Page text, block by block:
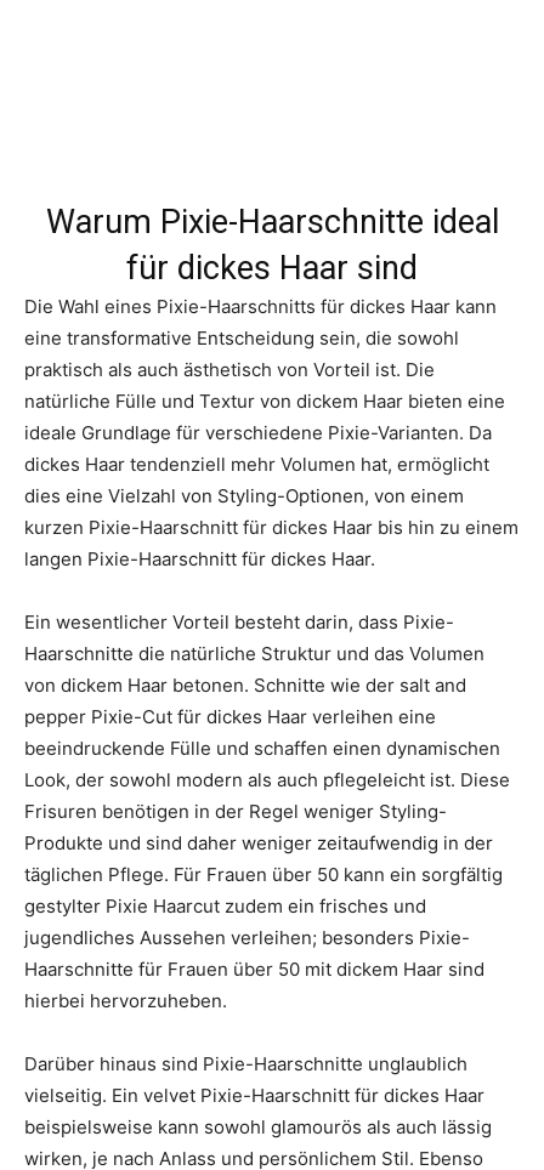
Warum Pixie-Haarschnitte ideal
für dickes Haar sind
Die Wahl eines Pixie-Haarschnitts für dickes Haar kann
eine transformative Entscheidung sein, die sowohl
praktisch als auch ästhetisch von Vorteil ist. Die
natürliche Fülle und Textur von dickem Haar bieten eine
ideale Grundlage für verschiedene Pixie-Varianten. Da
dickes Haar tendenziell mehr Volumen hat, ermöglicht
dies eine Vielzahl von Styling-Optionen, von einem
kurzen Pixie-Haarschnitt für dickes Haar bis hin zu einem
langen Pixie-Haarschnitt für dickes Haar.
Ein wesentlicher Vorteil besteht darin, dass Pixie-
Haarschnitte die natürliche Struktur und das Volumen
von dickem Haar betonen. Schnitte wie der salt and
pepper Pixie-Cut für dickes Haar verleihen eine
beeindruckende Fülle und schaffen einen dynamischen
Look, der sowohl modern als auch pflegeleicht ist. Diese
Frisuren benötigen in der Regel weniger Styling-
Produkte und sind daher weniger zeitaufwendig in der
täglichen Pflege. Für Frauen über 50 kann ein sorgfältig
gestylter Pixie Haarcut zudem ein frisches und
jugendliches Aussehen verleihen; besonders Pixie-
Haarschnitte für Frauen über 50 mit dickem Haar sind
hierbei hervorzuheben.
Darüber hinaus sind Pixie-Haarschnitte unglaublich
vielseitig. Ein velvet Pixie-Haarschnitt für dickes Haar
beispielsweise kann sowohl glamourös als auch lässig
wirken, je nach Anlass und persönlichem Stil. Ebenso